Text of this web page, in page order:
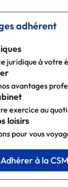
adhérent
juridique à votre
avantages
exercice au
loisirs
pour vous
Adhérer à la